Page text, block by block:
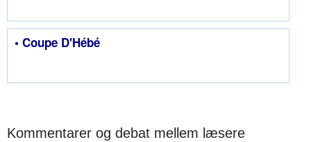
• Coupe D'Hébé
Kommentarer og debat mellem læsere